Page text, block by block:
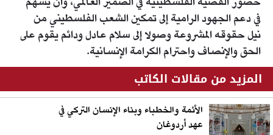
في دعم الجهود الرامية إلى تمكين الشعب الفلسطيني من
نيل حقوقه المشروعة وصولا إلى سلام عادل ودائم يقوم على
الحق والإنصاف واحترام الكرامة الإنسانية.
المزيد من مقالات الكاتب
الأئمة والخطباء وبناء الإنسان التركي في
عهد أردوغان